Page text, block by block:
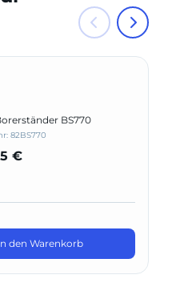
BS770
82BS770
€
den Warenkorb